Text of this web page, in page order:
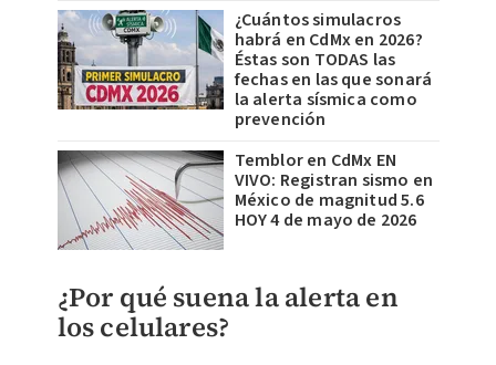
¿Cuántos simulacros
habrá en CdMx en 2026?
Éstas son TODAS las
fechas en las que sonará
la alerta sísmica como
prevención
Temblor en CdMx EN
VIVO: Registran sismo en
México de magnitud 5.6
HOY 4 de mayo de 2026
¿Por qué suena la alerta en
los celulares?